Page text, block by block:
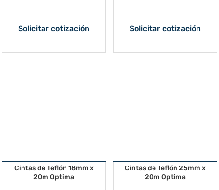
Solicitar cotización Solicitar cotización
Cintas de Teflón 18mm x
20m Optima
Cintas de Teflón 25mm x
20m Optima